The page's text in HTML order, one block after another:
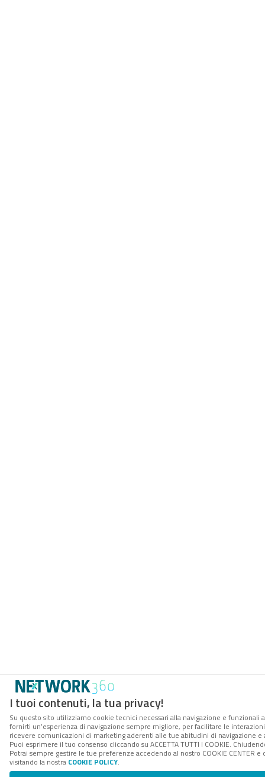
I tuoi contenuti, la tua privacy!
Su questo sito utilizziamo cookie tecnici necessari alla navigazione e
fornirti un’esperienza di navigazione sempre migliore, per facilitare le
ricevere comunicazioni di marketing aderenti alle tue abitudini di navigazione e
Puoi esprimere il tuo consenso cliccando su ACCETTA TUTTI I COOKIE.
Potrai sempre gestire le tue preferenze accedendo al nostro COOKIE
visitando la nostra COOKIE POLICY.